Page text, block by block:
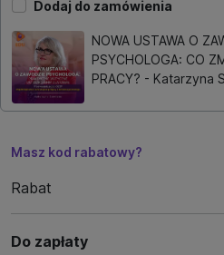
Dodaj do zamówienia
NOWA USTAWA O
PSYCHOLOGA: CO
PRACY? - Katarzyna
Masz kod rabatowy?
Rabat
Do zapłaty